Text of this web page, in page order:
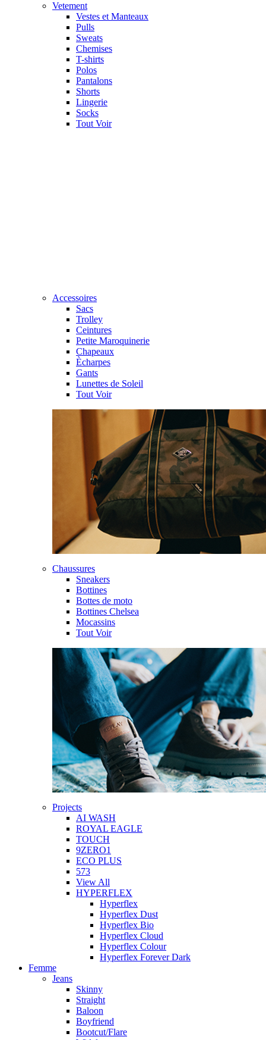
Vetement
Vestes et Manteaux
Pulls
Sweats
Chemises
T-shirts
Polos
Pantalons
Shorts
Lingerie
Socks
Tout Voir
Accessoires
Sacs
Trolley
Ceintures
Petite Maroquinerie
Chapeaux
Ècharpes
Gants
Lunettes de Soleil
Tout Voir
Chaussures
Sneakers
Bottines
Bottes de moto
Bottines Chelsea
Mocassins
Tout Voir
Projects
AI WASH
ROYAL EAGLE
TOUCH
9ZERO1
ECO PLUS
573
View All
HYPERFLEX
Hyperflex
Hyperflex Dust
Hyperflex Bio
Hyperflex Cloud
Hyperflex Colour
Hyperflex Forever Dark
Femme
Jeans
Skinny
Straight
Baloon
Boyfriend
Bootcut/Flare